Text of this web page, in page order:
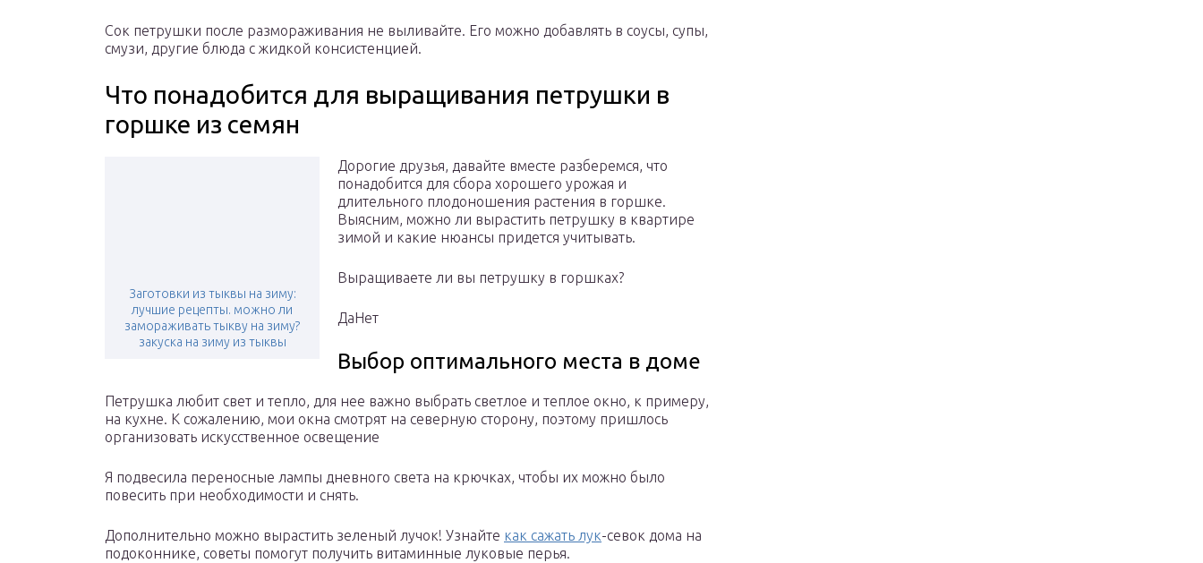
Сок петрушки после размораживания не выливайте. Его можно добавлять в соусы, супы,
смузи, другие блюда с жидкой консистенцией.
Что понадобится для выращивания петрушки в
горшке из семян
Заготовки из тыквы на зиму:
лучшие рецепты. можно ли
замораживать тыкву на зиму?
закуска на зиму из тыквы
Дорогие друзья, давайте вместе разберемся, что
понадобится для сбора хорошего урожая и
длительного плодоношения растения в горшке.
Выясним, можно ли вырастить петрушку в квартире
зимой и какие нюансы придется учитывать.
Выращиваете ли вы петрушку в горшках?
ДаНет
Выбор оптимального места в доме
Петрушка любит свет и тепло, для нее важно выбрать светлое и теплое окно, к примеру,
на кухне. К сожалению, мои окна смотрят на северную сторону, поэтому пришлось
организовать искусственное освещение
Я подвесила переносные лампы дневного света на крючках, чтобы их можно было
повесить при необходимости и снять.
Дополнительно можно вырастить зеленый лучок! Узнайте как сажать лук-севок дома на
подоконнике, советы помогут получить витаминные луковые перья.